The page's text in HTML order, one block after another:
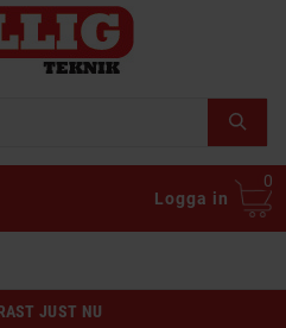
Logga in
0
JUST NU